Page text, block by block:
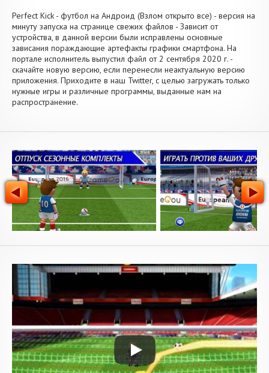
Perfect Kick - футбол на Андроид (Взлом открыто все) - версия на
минуту запуска на странице свежих файлов - Зависит от
устройства, в данной версии были исправлены основные
зависания пораждающие артефакты графики смартфона. На
портале исполнитель выпустил файл от 2 сентября 2020 г. -
скачайте новую версию, если перенесли неактуальную версию
приложения. Приходите в наш Twitter, с целью загружать только
нужные игры и различные программы, выданные нам на
распространение.